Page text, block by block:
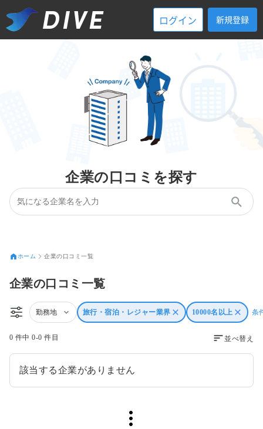
ログイン 新規登録
企業の口コミを探す
ホーム 企業の口コミ一覧
企業の口コミ一覧
勤務地 旅行・宿泊・レジャー業界 10000名以上 条
0 件中 0-0 件目 並べ替え
該当する企業がありません